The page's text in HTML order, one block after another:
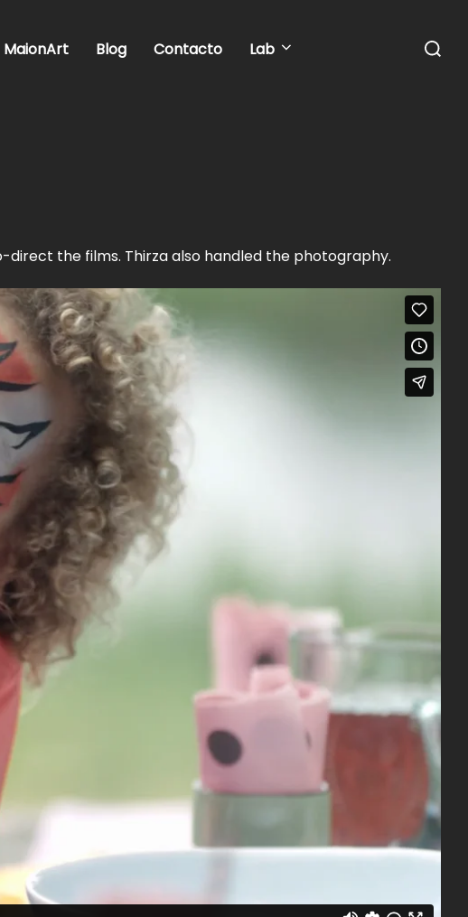
MaionArt Blog Contacto Lab
Buscar:
the films. Thirza also handled the photography.